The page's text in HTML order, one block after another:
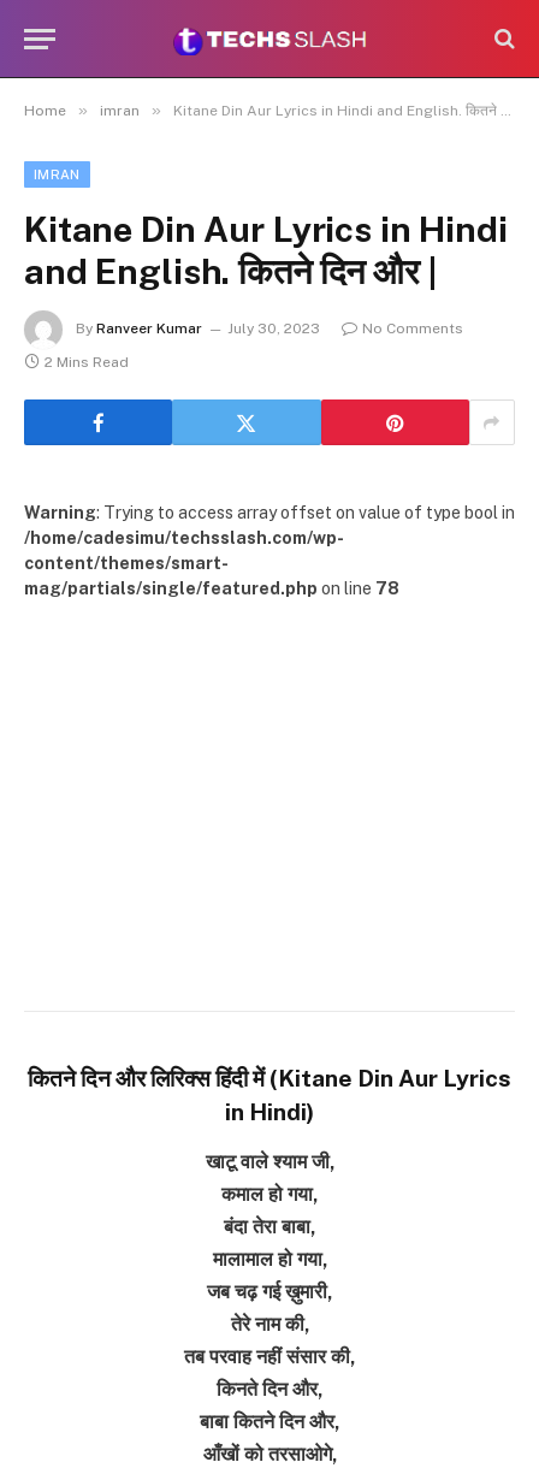
Home » imran » Kitane Din Aur Lyrics in Hindi and English. कितने दिन और |
IMRAN
Kitane Din Aur Lyrics in Hindi
and English. कितने दिन और |
By Ranveer Kumar July 30, 2023
No Comments
2 Mins Read
Warning: Trying to access array offset on value of type bool in
/home/cadesimu/techsslash.com/wp-
content/themes/smart-
mag/partials/single/featured.php on line 78
कितने दिन और लिरिक्स हिंदी में (Kitane Din Aur Lyrics
in Hindi)
खाटू वाले श्याम जी,
कमाल हो गया,
बंदा तेरा बाबा,
मालामाल हो गया,
जब चढ़ गई ख़ुमारी,
तेरे नाम की,
तब परवाह नहीं संसार की,
किनते दिन और,
बाबा कितने दिन और,
आँखों को तरसाओगे,